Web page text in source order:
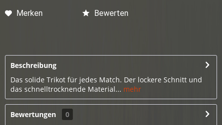
Merken Bewerten
Beschreibung
Das solide Trikot für jedes Match. Der lockere Schnitt und
das schnelltrocknende Material... mehr
Bewertungen
0